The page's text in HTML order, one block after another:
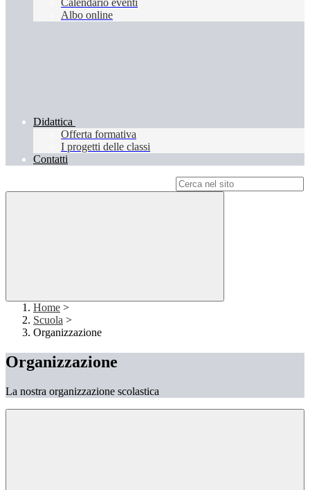
Calendario eventi
Albo online
Didattica
Offerta formativa
I progetti delle classi
Contatti
Home >
Scuola >
Organizzazione
Organizzazione
La nostra organizzazione scolastica